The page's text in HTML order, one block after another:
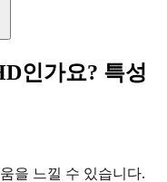
인가요? 특성
을 느낄 수 있습니다.